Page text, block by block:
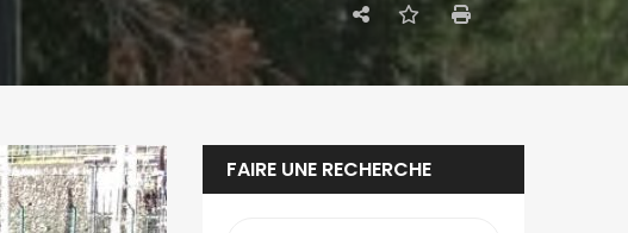
FAIRE UNE RECHERCHE